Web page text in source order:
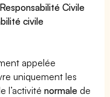
Civile
civile
appelée
uniquement les
l’activiténormale de